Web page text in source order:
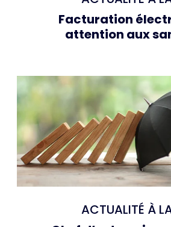
Facturation
attention aux
ACTUALITÉ À